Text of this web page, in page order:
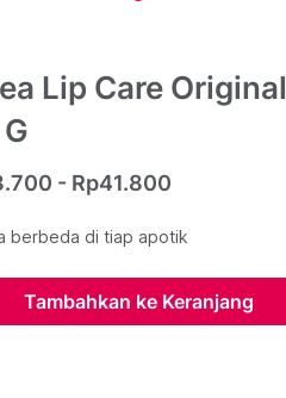
Lip Care Original
- Rp41.800
berbeda di tiap apotik
Tambahkan ke Keranjang